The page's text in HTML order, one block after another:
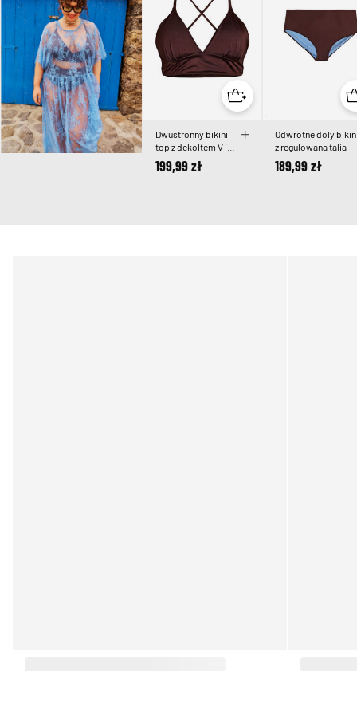
Dwustronny bikini
top z dekoltem V i
krzyzowanymi
ramiaczkami
199,99 zł
Odwrotne doly
z regulowana talia
189,99 zł